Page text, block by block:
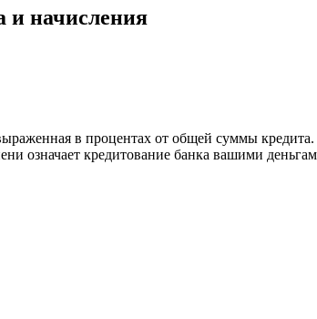
и начисления
в процентах от общей суммы
означает кредитование банка вашими